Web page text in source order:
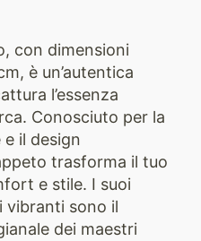
con dimensioni
è un’autentica
l’essenza
Conosciuto per la
e il design
trasforma il tuo
e stile. I suoi
vibranti sono il
dei maestri